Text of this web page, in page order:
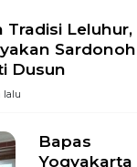
Tradisi Leluhur,
Dusun
lalu
Bapas
Yogyakarta